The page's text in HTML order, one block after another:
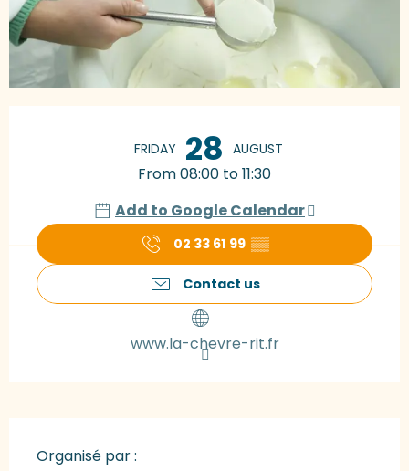
FRIDAY 28 AUGUST
From 08:00 to 11:30
Add to Google Calendar
02 33 61 99 ▒▒
Contact us
www.la-chevre-rit.fr
Organisé par :